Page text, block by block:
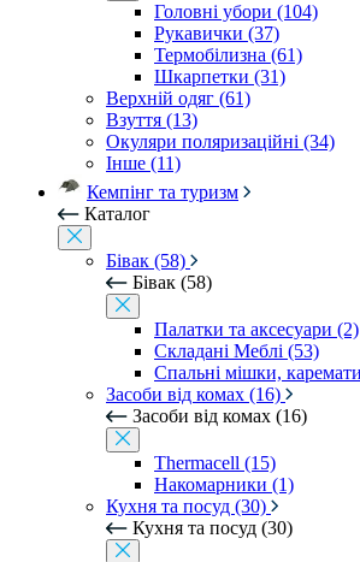
Головні убори (104)
Рукавички (37)
Термобілизна (61)
Шкарпетки (31)
Верхній одяг (61)
Взуття (13)
Окуляри поляризаційні (34)
Інше (11)
Кемпінг та туризм
Каталог
Бівак (58)
Бівак (58)
Палатки та аксесуари (2)
Складані Меблі (53)
Спальні мішки,
Засоби від комах (16)
Засоби від комах (16)
Thermacell (15)
Накомарники (1)
Кухня та посуд (30)
Кухня та посуд (30)